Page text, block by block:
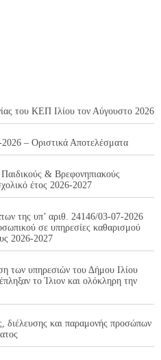
του ΚΕΠ Ιλίου τον Αύγουστο 2026
– Οριστικά Αποτελέσματα
& Βρεφονηπιακούς
έτος 2026-2027
της υπ’ αριθ. 24146/03-07-2026
σε υπηρεσίες καθαρισμού
2026-2027
των υπηρεσιών του Δήμου Ιλίου
το Ίλιον και ολόκληρη την
διέλευσης και παραμονής προσώπων